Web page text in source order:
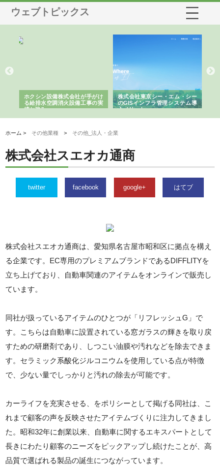
ウェブトピックス
ホクシン設備株式会社が手がけ
る給排水空調消火設備工事の実
績と強み
株式会社東京シー・エム・シー
のGISインフラ管理システム導
入メリット
ホーム > その他業種 > その他_法人・企業
株式会社スエオカ通商
twitter facebook google+ はてブ
株式会社スエオカ通商は、愛知県名古屋市昭和区に拠点を構え
る企業です。EC専用のプレミアムブランドであるDIFFLITYを
立ち上げており、自動車関連のアイテムをオンラインで販売し
ています。
同社が扱っているアイテムのひとつが「リフレッシュG」で
す。こちらは自動車に設置されている窓ガラスの輝きを取り戻
すための研磨剤であり、しつこい油膜や汚れなどを除去できま
す。セラミック系酸化ジルコニウムを使用している点が特徴
で、少ない量でしっかりと汚れの除去が可能です。
カーライフを充実させる、をポリシーとして掲げる同社は、こ
れまで顧客の声を反映させたアイテムづくりに注力してきまし
た。昭和32年に創業以来、自動車に関するエキスパートとして
長きにわたり顧客のニーズをピックアップし続けたことが、高
品質で選ばれる製品の誕生につながっています。